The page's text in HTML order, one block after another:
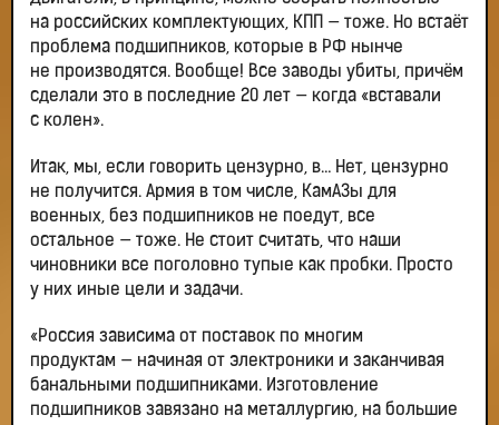
на российских комплектующих, КПП — тоже. Но встаёт
проблема подшипников, которые в РФ нынче
не производятся. Вообще! Все заводы убиты, причём
сделали это в последние 20 лет — когда «вставали
с колен».
Итак, мы, если говорить цензурно, в… Нет, цензурно
не получится. Армия в том числе, КамАЗы для
военных, без подшипников не поедут, все
остальное — тоже. Не стоит считать, что наши
чиновники все поголовно тупые как пробки. Просто
у них иные цели и задачи.
«Россия зависима от поставок по многим
продуктам — начиная от электроники и заканчивая
банальными подшипниками. Изготовление
подшипников завязано на металлургию, на большие